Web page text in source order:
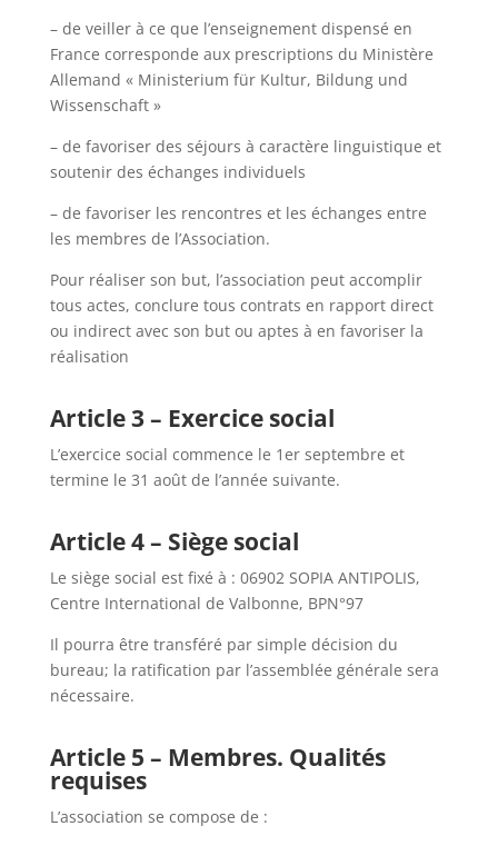
– de veiller à ce que l’enseignement dispensé en
France corresponde aux prescriptions du Ministère
Allemand « Ministerium für Kultur, Bildung und
Wissenschaft »
– de favoriser des séjours à caractère linguistique et
soutenir des échanges individuels
– de favoriser les rencontres et les échanges entre
les membres de l’Association.
Pour réaliser son but, l’association peut accomplir
tous actes, conclure tous contrats en rapport direct
ou indirect avec son but ou aptes à en favoriser la
réalisation
Article 3 – Exercice social
L’exercice social commence le 1er septembre et
termine le 31 août de l’année suivante.
Article 4 – Siège social
Le siège social est fixé à : 06902 SOPIA ANTIPOLIS,
Centre International de Valbonne, BPN°97
Il pourra être transféré par simple décision du
bureau; la ratification par l’assemblée générale sera
nécessaire.
Article 5 – Membres. Qualités
requises
L’association se compose de :